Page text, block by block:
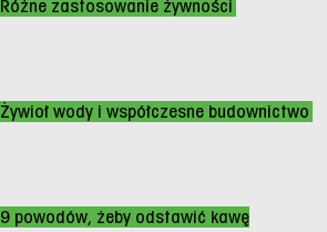
Różne zastosowanie żywności
Żywioł wody i współczesne budownictwo
9 powodów, żeby odstawić kawę